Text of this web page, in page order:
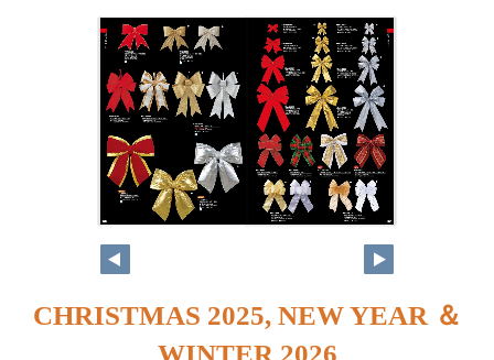
66 67
CHRISTMAS 2025, NEW YEAR ＆
WINTER 2026